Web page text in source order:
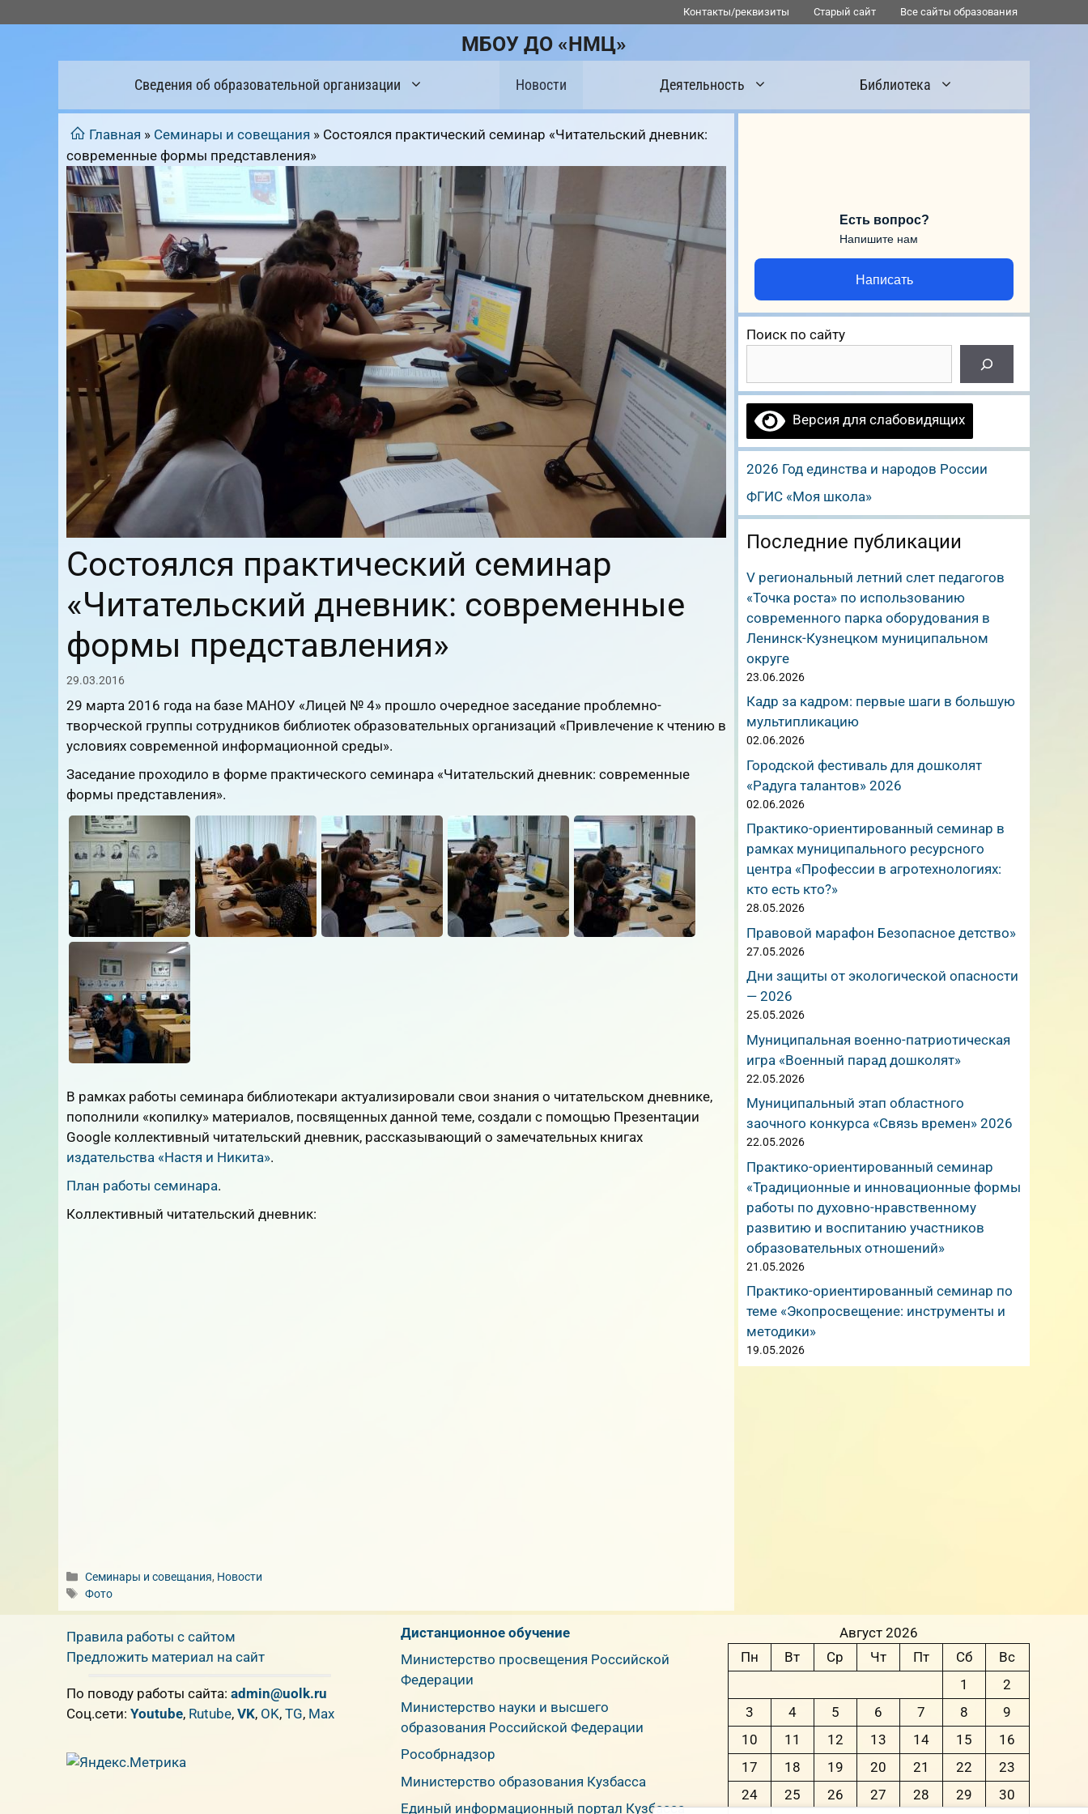
к
Контакты/реквизиты Старый сайт Все сайты образования
МБОУ ДО «НМЦ»
Сведения об образовательной организации Новости Деятельность Библиотека
Главная » Семинары и совещания » Состоялся практический семинар «Читательский дневник:
современные формы представления»
Состоялся практический семинар
«Читательский дневник: современные
формы представления»
29.03.2016
29 марта 2016 года на базе МАНОУ «Лицей № 4» прошло очередное заседание проблемно-
творческой группы сотрудников библиотек образовательных организаций «Привлечение к чтению в
условиях современной информационной среды».
Заседание проходило в форме практического семинара «Читательский дневник: современные
формы представления».
В рамках работы семинара библиотекари актуализировали свои знания о читательском дневнике,
пополнили «копилку» материалов, посвященных данной теме, создали с помощью Презентации
Google коллективный читательский дневник, рассказывающий о замечательных книгах
издательства «Настя и Никита».
План работы семинара.
Коллективный читательский дневник:
Рубрики
Семинары и совещания, Новости
Метки
Фото
Есть вопрос?
Напишите нам
Написать
Поиск по сайту
Версия для слабовидящих
2026 Год единства и народов России
ФГИС «Моя школа»
Последние публикации
V региональный летний слет педагогов
«Точка роста» по использованию
современного парка оборудования в
Ленинск-Кузнецком муниципальном
округе
23.06.2026
Кадр за кадром: первые шаги в большую
мультипликацию
02.06.2026
Городской фестиваль для дошколят
«Радуга талантов» 2026
02.06.2026
Практико-ориентированный семинар в
рамках муниципального ресурсного
центра «Профессии в агротехнологиях:
кто есть кто?»
28.05.2026
Правовой марафон Безопасное детство»
27.05.2026
Дни защиты от экологической опасности
— 2026
25.05.2026
Муниципальная военно-патриотическая
игра «Военный парад дошколят»
22.05.2026
Муниципальный этап областного
заочного конкурса «Связь времен» 2026
22.05.2026
Практико-ориентированный семинар
«Традиционные и инновационные формы
работы по духовно-нравственному
развитию и воспитанию участников
образовательных отношений»
21.05.2026
Практико-ориентированный семинар по
теме «Экопросвещение: инструменты и
методики»
19.05.2026
Правила работы с сайтом
Предложить материал на сайт
По поводу работы сайта: admin@uolk.ru
Cоц.сети: Youtube, Rutube, VK, OK, TG, Max
Дистанционное обучение
Министерство просвещения Российской
Федерации
Министерство науки и высшего
образования Российской Федерации
Рособрнадзор
Министерство образования Кузбасса
Единый информационный портал Кузбасса
Август 2026
Пн
Вт Ср Чт Пт Сб
Вс
1
2
3
4 5 6 7 8
9
10
11 12 13 14 15
16
17
18 19 20 21 22
23
24
25 26 27 28 29
30